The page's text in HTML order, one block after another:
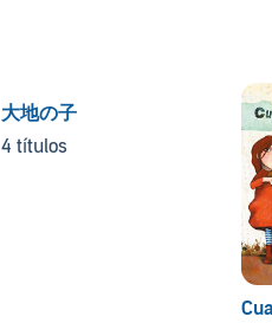
大地の子
4 títulos